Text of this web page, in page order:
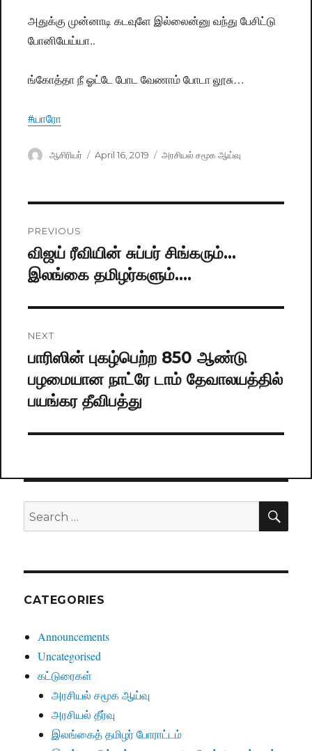
அதுக்கு முன்னாடி கடவுளே இல்லைன்னு வந்து பேசிட்டு
போனியேய்யா..
ங்கோத்தா நீ ஓட்டே போட வேணாம் போடா லூசு…
#யாரோ
Author
ஆசிரியர்
Posted
April 16, 2019 Categories
அரசியல் சமூக ஆய்வு
navigation
PREVIOUS
Previous
post:
விஜய் ரீவியின் சுப்பர் சிங்கரும்…
இலங்கை தமிழர்களும்….
NEXT
Next
post:
பாரிஸின் புகழ்பெற்ற 850 ஆண்டு
பழமையான நாட்ரே டாம் தேவாலயத்தில்
பயங்கர தீவிபத்து
Search
for:
CATEGORIES
Announcements
Uncategorised
கட்டுரைகள்
அரசியல் சமூக ஆய்வு
அரசியல் தீர்வு
இலங்கைத் தமிழர் போராட்டம்